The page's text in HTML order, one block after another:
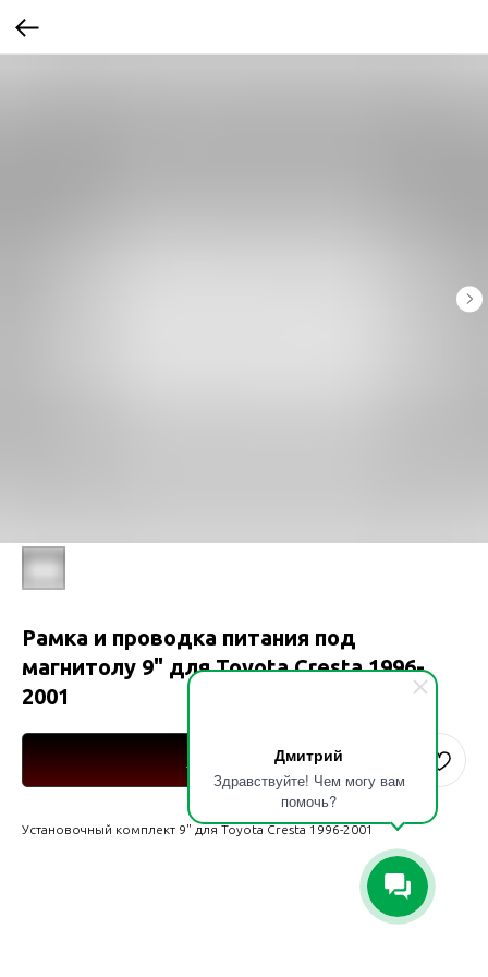
Дмитрий
Здравствуйте! Чем могу вам
помочь?
Рамка и проводка питания под
магнитолу 9" для Toyota Cresta 1996-
2001
Установочный комплект 9" для Toyota Cresta 1996-2001